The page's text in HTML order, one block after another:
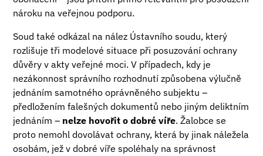
nároku na veřejnou podporu.
Soud také odkázal na nález Ústavního soudu, který
rozlišuje tři modelové situace při posuzování ochrany
důvěry v akty veřejné moci. V případech, kdy je
nezákonnost správního rozhodnutí způsobena výlučně
jednáním samotného oprávněného subjektu –
předložením falešných dokumentů nebo jiným deliktním
jednáním – nelze hovořit o dobré víře. Žalobce se
proto nemohl dovolávat ochrany, která by jinak náležela
osobám, jež v dobré víře spoléhaly na správnost